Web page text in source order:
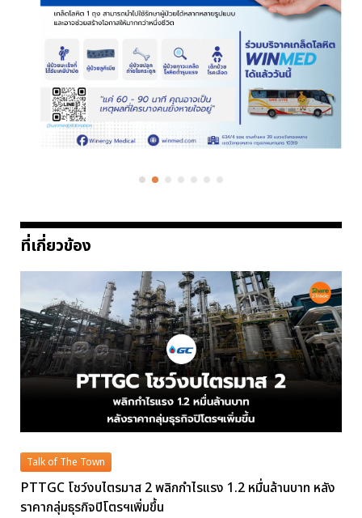
ที่เกี่ยวข้อง
Talk of The Town
PTTGC โชว์งบไตรมาส 2 พลิกกำไรแรง 1.2 หมื่นล้านบาท หลัง
ราคากลุ่มธุรกิจปิโตรฯเพิ่มขึ้น